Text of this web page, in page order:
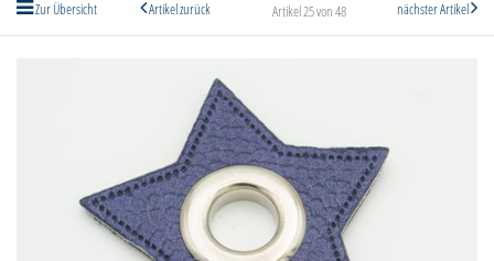
Zur Übersicht Artikel zurück Artikel 25 von 48 nächster Artikel